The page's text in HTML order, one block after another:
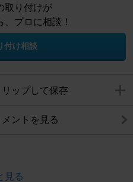
取り付けが
プロに相談！
付け相談
ップして保存
ントを見る
見る